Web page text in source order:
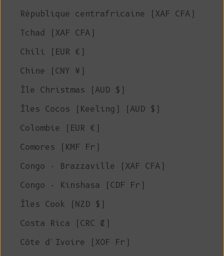
République centrafricaine (XAF CFA)
Tchad (XAF CFA)
Chili (EUR €)
Chine (CNY ¥)
Île Christmas (AUD $)
Îles Cocos (Keeling) (AUD $)
Colombie (EUR €)
Comores (KMF Fr)
Congo - Brazzaville (XAF CFA)
Congo - Kinshasa (CDF Fr)
Îles Cook (NZD $)
Costa Rica (CRC ₡)
Côte d'Ivoire (XOF Fr)